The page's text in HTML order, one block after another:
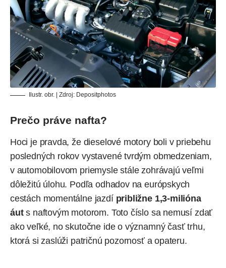
Ilustr. obr. | Zdroj: Depositphotos
Prečo práve nafta?
Hoci je pravda, že dieselové motory boli v priebehu
posledných rokov vystavené tvrdým obmedzeniam,
v automobilovom priemysle stále zohrávajú veľmi
dôležitú úlohu. Podľa odhadov na európskych
cestách momentálne jazdí približne 1,3-milióna
áuts naftovým motorom. Toto číslo sa nemusí zdať
ako veľké, no skutočne ide o významný časť trhu,
ktorá si zaslúži patričnú pozornosť a opateru.